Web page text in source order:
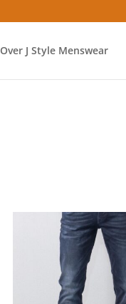
Over J Style Menswear